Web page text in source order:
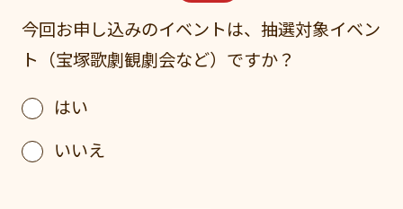
今回お申し込みのイベントは、抽選対象イベン
ト（宝塚歌劇観劇会など）ですか？
はい
いいえ